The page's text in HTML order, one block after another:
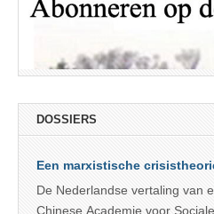
DOSSIERS
Een marxistische
De Nederlandse vertaling van
Chinese Academie voor